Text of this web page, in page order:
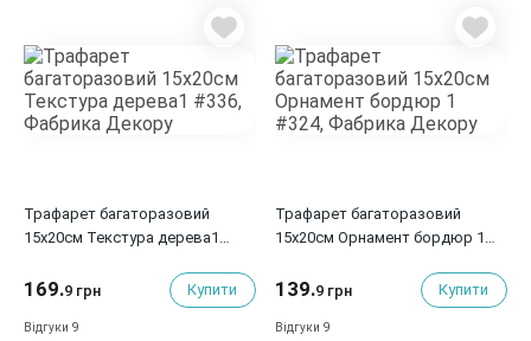
Трафарет багаторазовий
15x20см Текстура дерева1
169.9 грн Купити
Відгуки 9
Трафарет багаторазовий
15x20см Орнамент бордюр 1
139.9 грн Купити
Відгуки 9